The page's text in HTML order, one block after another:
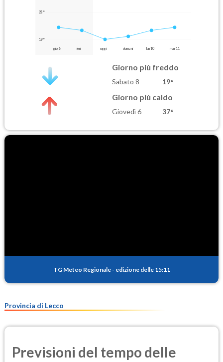
28°
19°
gio 6 ieri oggi domani lun 10 mar 11
Giorno più freddo
Sabato 8 19°
Giorno più caldo
Giovedì 6 37°
TG Meteo Regionale - edizione delle 15:11
Provincia di Lecco
Previsioni del tempo delle